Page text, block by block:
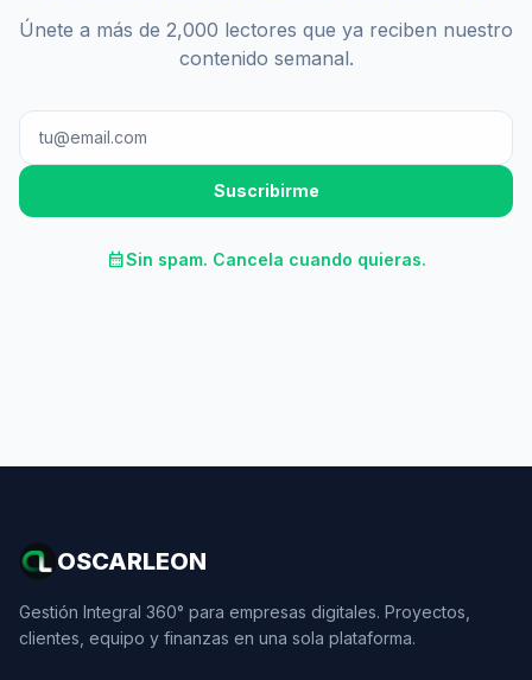
Únete a más de 2,000 lectores que ya reciben nuestro
contenido semanal.
Suscribirme
calendar_monthSin spam. Cancela cuando quieras.
OSCARLEON
Gestión Integral 360° para empresas digitales. Proyectos,
clientes, equipo y finanzas en una sola plataforma.